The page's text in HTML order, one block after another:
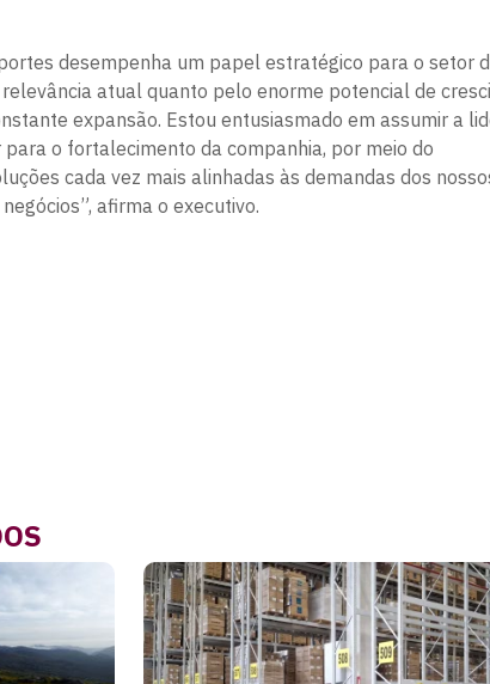
desempenha um papel estratégico para o setor
atual quanto pelo enorme potencial de
expansão. Estou entusiasmado em assumir a
o fortalecimento da companhia, por meio do
cada vez mais alinhadas às demandas dos
afirma o executivo.